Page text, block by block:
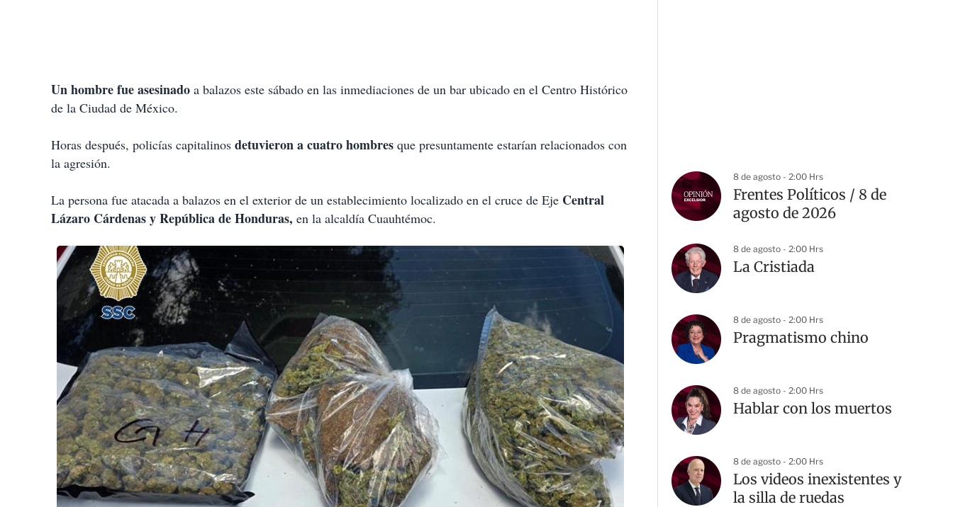
Un hombre fue asesinado a balazos este sábado en las inmediaciones de un bar ubicado en el Centro Histórico
de la Ciudad de México.
Horas después, policías capitalinos detuvieron a cuatro hombres que presuntamente estarían relacionados con
la agresión.
La persona fue atacada a balazos en el exterior de un establecimiento localizado en el cruce de Eje Central
Lázaro Cárdenas y República de Honduras, en la alcaldía Cuauhtémoc.
8 de agosto - 2:00 Hrs
Frentes Políticos / 8 de
agosto de 2026
8 de agosto - 2:00 Hrs
La Cristiada
8 de agosto - 2:00 Hrs
Pragmatismo chino
8 de agosto - 2:00 Hrs
Hablar con los muertos
8 de agosto - 2:00 Hrs
Los videos inexistentes y
la silla de ruedas